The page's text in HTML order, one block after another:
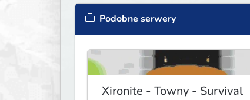
Podobne serwery
Xironite - Towny - Survival